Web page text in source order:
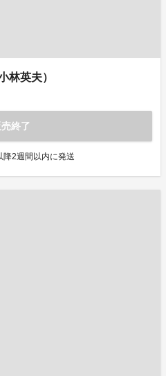
林英夫）
売終了
2週間以内に発送